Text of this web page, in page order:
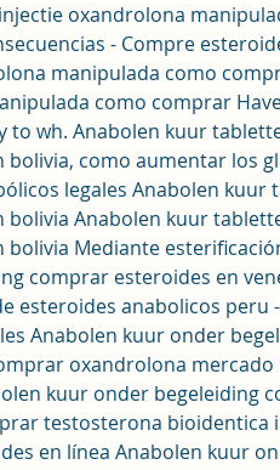
oxandrolona
- Compre
manipulada como
como comprar
to wh. Anabolen kuur
como aumentar los
legales Anabolen
bolivia Anabolen kuur
bolivia Mediante
comprar esteroides en
esteroides anabolicos peru
Anabolen kuur onder
oxandrolona
kuur onder begeleiding
testosterona bioidentica
en línea Anabolen kuur